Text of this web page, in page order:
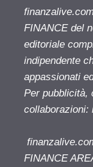
FINANCE del
editoriale
indipendente
appassionati
Per pubblicità,
collaborazioni:
FINANCE